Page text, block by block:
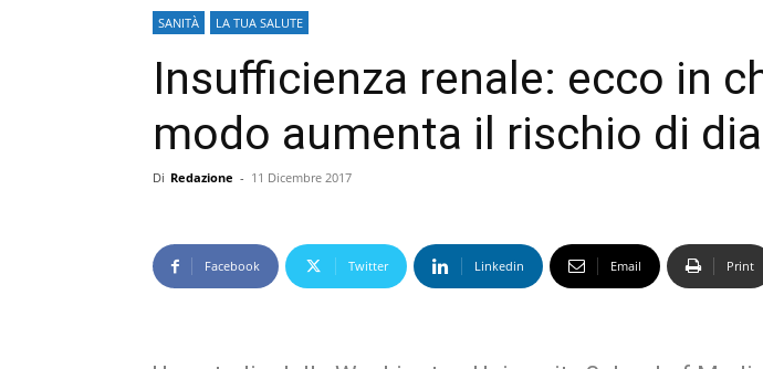
SANITÀ LA TUA SALUTE
Insufficienza renale: ecco in
modo aumenta il rischio di
Di Redazione - 11 Dicembre 2017
Facebook Twitter Linkedin Email Print